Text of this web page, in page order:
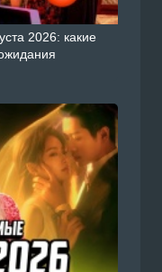
2026: какие